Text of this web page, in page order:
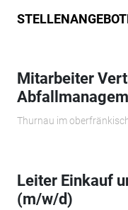
Mitarbeiter
Thurnau im
Leiter Einkauf
(m/w/d)